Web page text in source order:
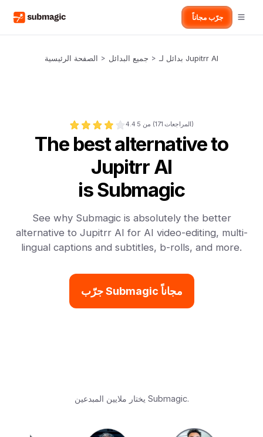
جرّب مجاناً
الصفحة الرئيسية > جميع البدائل > بدائل لـ Jupitrr AI
4.4 من 5 (171 المراجعات)
The best alternative to
Jupitrr AI
is Submagic
See why Submagic is absolutely the better
alternative to Jupitrr AI for AI video-editing, multi-
lingual captions and subtitles, b-rolls, and more.
جرّب Submagic مجاناً
يختار ملايين المبدعين Submagic.